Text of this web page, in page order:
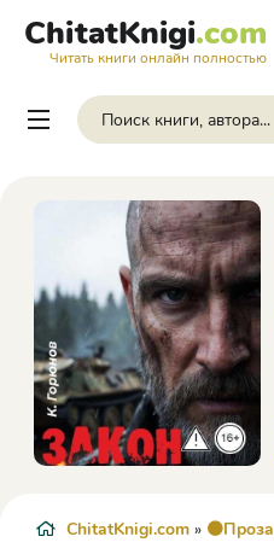
ChitatKnigi.com
Читать книги онлайн полностью
ChitatKnigi.com » 🟠Проза